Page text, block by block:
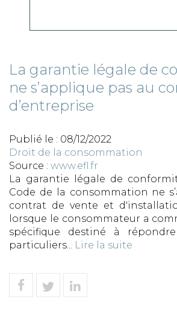
La garantie légale de
ne s’applique pas au
d’entreprise
Publié le : 08/12/2022
Droit de la consommation
Source : www.efl.fr
La garantie légale de
Code de la consommation ne
contrat de vente et
lorsque le consommateur a
spécifique destiné à
particuliers... Lire la suite